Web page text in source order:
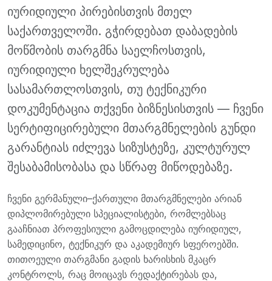
იურიდიული პირებისთვის მთელ
საქართველოში. გჭირდებათ დაბადების
მოწმობის თარგმნა საელჩოსთვის,
იურიდიული ხელშეკრულება
სასამართლოსთვის, თუ ტექნიკური
დოკუმენტაცია თქვენი ბიზნესისთვის — ჩვენი
სერტიფიცირებული მთარგმნელების გუნდი
გარანტიას იძლევა სიზუსტეზე, კულტურულ
შესაბამისობასა და სწრაფ მიწოდებაზე.
ჩვენი გერმანული–ქართული მთარგმნელები არიან
დიპლომირებული სპეციალისტები, რომლებსაც
გააჩნიათ პროფესიული გამოცდილება იურიდიულ,
სამედიცინო, ტექნიკურ და აკადემიურ სფეროებში.
თითოეული თარგმანი გადის ხარისხის მკაცრ
კონტროლს, რაც მოიცავს რედაქტირებას და,